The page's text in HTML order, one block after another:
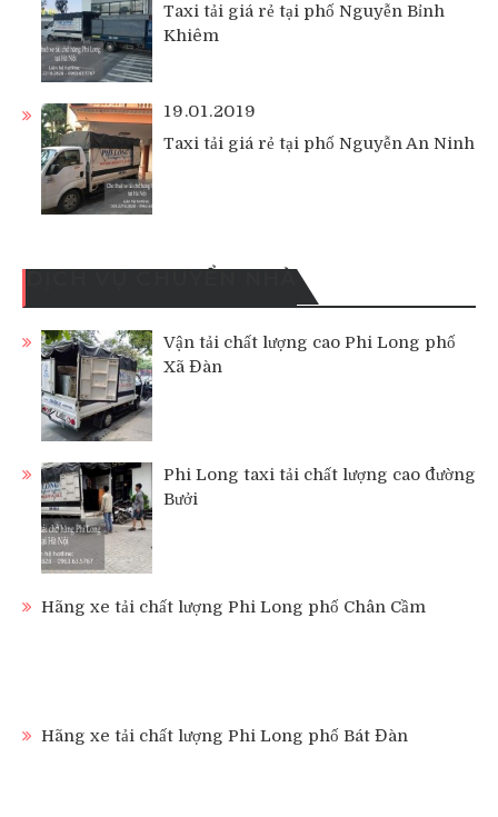
Taxi tải giá rẻ tại phố Nguyễn Bỉnh
Khiêm
19.01.2019
Taxi tải giá rẻ tại phố Nguyễn An Ninh
DỊCH VỤ CHUYỂN NHÀ
Vận tải chất lượng cao Phi Long phố
Xã Đàn
Phi Long taxi tải chất lượng cao đường
Bưởi
Hãng xe tải chất lượng Phi Long phố Chân Cầm
Hãng xe tải chất lượng Phi Long phố Bát Đàn